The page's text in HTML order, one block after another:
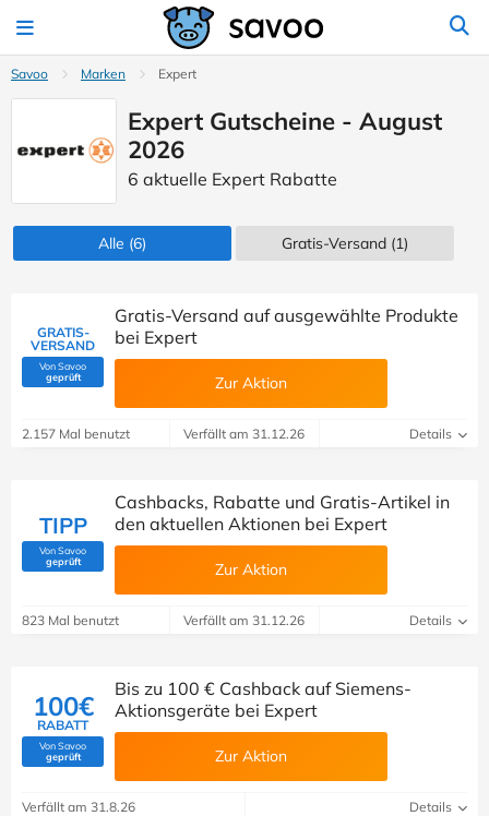
Savoo Marken Expert
Expert Gutscheine - August
2026
6 aktuelle Expert Rabatte
Alle (6) Gratis-Versand (1)
GRATIS-
VERSAND
Von Savoo
geprüft(Von Savoo geprüft)
Gratis-Versand auf ausgewählte Produkte
bei Expert
Zur Aktion
2.157 Mal benutzt Verfällt am 31.12.26 Details
TIPP
Von Savoo
geprüft(Von Savoo geprüft)
Cashbacks, Rabatte und Gratis-Artikel in
den aktuellen Aktionen bei Expert
Zur Aktion
823 Mal benutzt Verfällt am 31.12.26 Details
100€
RABATT
Von Savoo
geprüft(Von Savoo geprüft)
Bis zu 100 € Cashback auf Siemens-
Aktionsgeräte bei Expert
Zur Aktion
Verfällt am 31.8.26 Details